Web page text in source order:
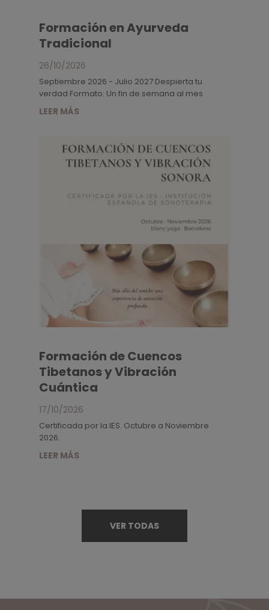
Formación en Ayurveda
Tradicional
26/10/2026
Septiembre 2026 - Julio 2027 Despierta tu
verdad Formato: Un fin de semana al mes
LEER MÁS
Formación de Cuencos
Tibetanos y Vibración
Cuántica
17/10/2026
Certificada por la IES. Octubre a Noviembre
2026.
LEER MÁS
VER TODAS